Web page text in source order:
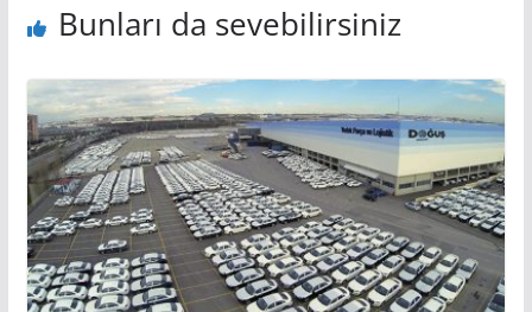
Bunları da sevebilirsiniz